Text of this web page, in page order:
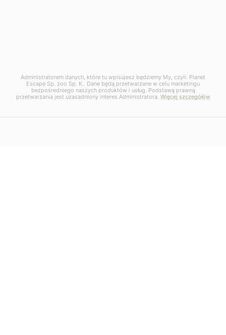
Administratorem danych, które tu wpisujesz będziemy My, czyli: Planet
Escape Sp. zoo Sp. K.. Dane będą przetwarzane w celu marketingu
bezpośredniego naszych produktów i usług. Podstawą prawną
przetwarzania jest uzasadniony interes Administratora. Więcej szczegółów